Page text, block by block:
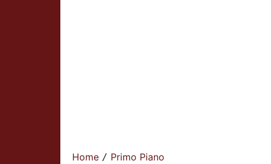
Home / Primo Piano